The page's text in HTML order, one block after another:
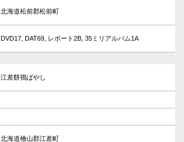
北海道松前郡松前町
DVD17, DAT69, レポート2B, 35ミリアルバム1A
江差餅搗ばやし
北海道檜山郡江差町